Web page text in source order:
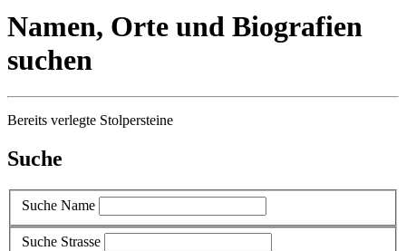
Namen, Orte und Biografien
suchen
Bereits verlegte Stolpersteine
Suche
Suche Name
Suche Strasse